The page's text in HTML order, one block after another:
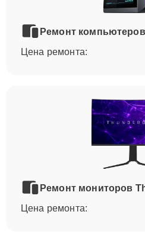
Ремонт
Цена ремонта:
Ремонт мониторов
Цена ремонта: